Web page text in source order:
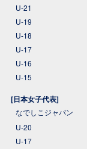
U-21
U-19
U-18
U-17
U-16
U-15
[日本女子代表]
なでしこジャパン
U-20
U-17